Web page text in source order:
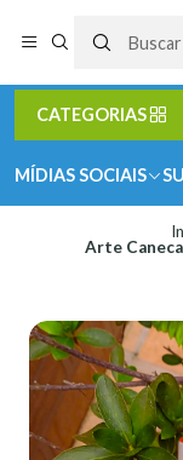
CATEGORIAS
MÍDIAS SOCIAIS
Arte